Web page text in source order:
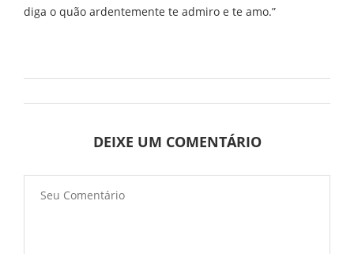
diga o quão ardentemente te admiro e te amo.”
DEIXE UM COMENTÁRIO